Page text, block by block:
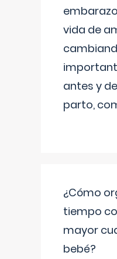
vida de
antes y
parto,
¿Cómo
tiempo
mayor
bebé?